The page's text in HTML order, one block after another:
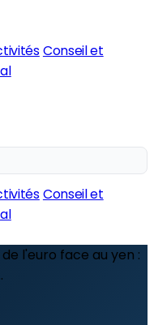
Conseil et
Conseil et
l'euro face au yen :